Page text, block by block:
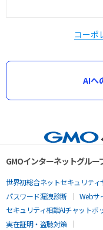
コーポ
AIへ
GMOインターネットグル
世界初総合ネットセキュリティ
パスワード漏洩診断
Webサ
セキュリティ相談AIチャットボ
実在証明・盗聴対策